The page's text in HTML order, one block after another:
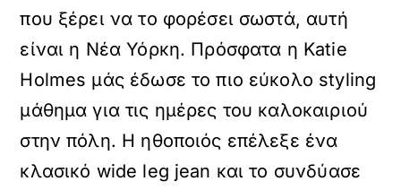
που ξέρει να το φορέσει σωστά, αυτή
είναι η Νέα Υόρκη. Πρόσφατα η Katie
Holmes μάς έδωσε το πιο εύκολο styling
μάθημα για τις ημέρες του καλοκαιριού
στην πόλη. Η ηθοποιός επέλεξε ένα
κλασικό wide leg jean και το συνδύασε